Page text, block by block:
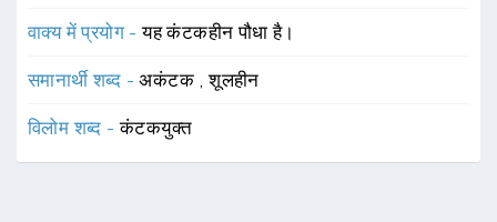
वाक्य में प्रयोग -यह कंटकहीन पौधा है।
समानार्थी शब्द -अकंटक ,शूलहीन
विलोम शब्द -कंटकयुक्त